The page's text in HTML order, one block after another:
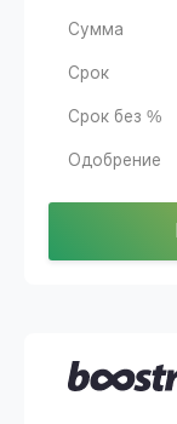
Сумма
Срок
Срок без %
Одобрение